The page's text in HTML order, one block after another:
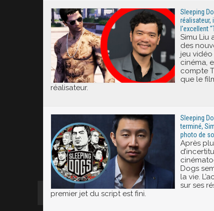
Sleeping
réalisateur,
l'excellent
Simu Liu
des
jeu
cinéma,
compte
que le
réalisateur.
Sleeping
terminé,
photo de
Après
Dogs
la vie.
sur ses
premier jet du script est fini.